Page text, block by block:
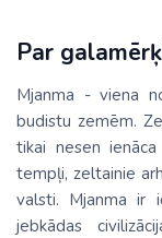
Par
Mjanma - viena
budistu zemēm.
tikai nesen
tempļi, zeltainie
valsti. Mjanma ir
jebkādas